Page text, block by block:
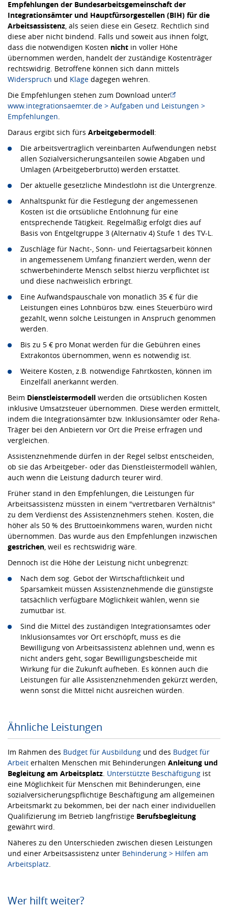
Empfehlungen der Bundesarbeitsgemeinschaft der
Integrationsämter und Hauptfürsorgestellen (BIH) für die
Arbeitsassistenz , als seien diese ein Gesetz. Rechtlich sind
diese aber nicht bindend. Falls und soweit aus ihnen folgt,
dass die notwendigen Kosten nicht in voller Höhe
übernommen werden, handelt der zuständige Kostenträger
rechtswidrig. Betroffene können sich dann mittels
Widerspruch und Klage dagegen wehren.
Die Empfehlungen stehen zum Download unter
www.integrationsaemter.de > Aufgaben und Leistungen >
Empfehlungen
Daraus ergibt sich fürs Arbeitgebermodell:
Die arbeitsvertraglich vereinbarten Aufwendungen nebst
allen Sozialversicherungsanteilen sowie Abgaben und
Umlagen (Arbeitgeberbrutto) werden erstattet.
Der aktuelle gesetzliche Mindestlohn ist die Untergrenze.
Anhaltspunkt für die Festlegung der angemessenen
Kosten ist die ortsübliche Entlohnung für eine
entsprechende Tätigkeit. Regelmäßig erfolgt dies auf
Basis von Entgeltgruppe 3 (Alternativ 4) Stufe 1 des TV-L.
Zuschläge für Nacht-, Sonn- und Feiertagsarbeit können
in angemessenem Umfang finanziert werden, wenn der
schwerbehinderte Mensch selbst hierzu verpflichtet ist
und diese nachweislich erbringt.
Eine Aufwandspauschale von monatlich 35 € für die
Leistungen eines Lohnbüros bzw. eines Steuerbüro wird
gezahlt, wenn solche Leistungen in Anspruch genommen
werden.
Bis zu 5 € pro Monat werden für die Gebühren eines
Extrakontos übernommen, wenn es notwendig ist.
Weitere Kosten, z.B. notwendige Fahrtkosten, können im
Einzelfall anerkannt werden.
Beim Dienstleistermodell werden die ortsüblichen Kosten
inklusive Umsatzsteuer übernommen. Diese werden ermittelt,
indem die Integrationsämter bzw. Inklusionsämter oder Reha-
Träger bei den Anbietern vor Ort die Preise erfragen und
vergleichen.
Assistenznehmende dürfen in der Regel selbst entscheiden,
ob sie das Arbeitgeber- oder das Dienstleistermodell wählen,
auch wenn die Leistung dadurch teurer wird.
Früher stand in den Empfehlungen, die Leistungen für
Arbeitsassistenz müssten in einem "vertretbaren Verhältnis"
zu dem Verdienst des Assistenznehmers stehen. Kosten, die
höher als 50 % des Bruttoeinkommens waren, wurden nicht
übernommen. Das wurde aus den Empfehlungen inzwischen
gestrichen , weil es rechtswidrig wäre.
Dennoch ist die Höhe der Leistung nicht unbegrenzt:
Nach dem sog. Gebot der Wirtschaftlichkeit und
Sparsamkeit müssen Assistenznehmende die günstigste
tatsächlich verfügbare Möglichkeit wählen, wenn sie
zumutbar ist.
Sind die Mittel des zuständigen Integrationsamtes oder
Inklusionsamtes vor Ort erschöpft, muss es die
Bewilligung von Arbeitsassistenz ablehnen und, wenn es
nicht anders geht, sogar Bewilligungsbescheide mit
Wirkung für die Zukunft aufheben. Es können auch die
Leistungen für alle Assistenznehmenden gekürzt werden,
wenn sonst die Mittel nicht ausreichen würden.
Ähnliche Leistungen
Im Rahmen des Budget für Ausbildung und des Budget für
Arbeit erhalten Menschen mit Behinderungen Anleitung und
Begleitung am Arbeitsplatz Unterstützte Beschäftigung ist
eine Möglichkeit für Menschen mit Behinderungen, eine
sozialversicherungspflichtige Beschäftigung am allgemeinen
Arbeitsmarkt zu bekommen, bei der nach einer individuellen
Qualifizierung im Betrieb langfristige Berufsbegleitung
gewährt wird.
Näheres zu den Unterschieden zwischen diesen Leistungen
und einer Arbeitsassistenz unter Behinderung > Hilfen am
Arbeitsplatz
Wer hilft weiter?